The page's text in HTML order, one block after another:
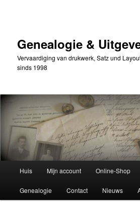
inhoudGenealogie &
Vervaardiging van drukwerk, Satz und
sinds 1998
Huis Mijn account Online-Shop
Genealogie Contact Nieuws